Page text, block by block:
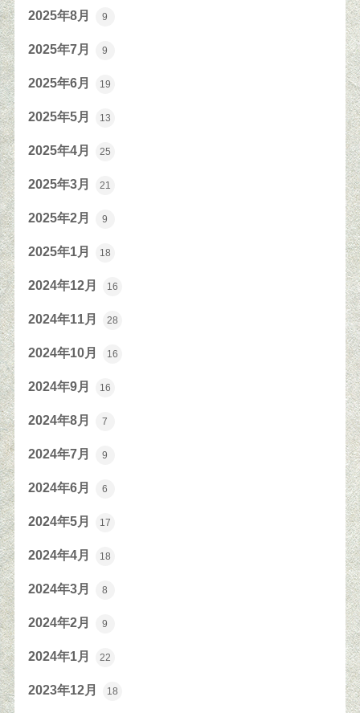
2025年8月 9
2025年7月 9
2025年6月 19
2025年5月 13
2025年4月 25
2025年3月 21
2025年2月 9
2025年1月 18
2024年12月 16
2024年11月 28
2024年10月 16
2024年9月 16
2024年8月 7
2024年7月 9
2024年6月 6
2024年5月 17
2024年4月 18
2024年3月 8
2024年2月 9
2024年1月 22
2023年12月 18